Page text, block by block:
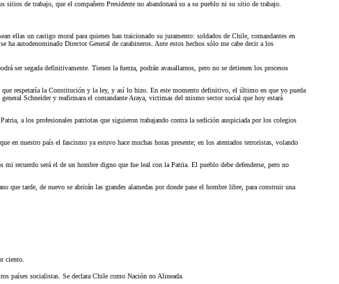
sitios de trabajo, que el compañero Presidente no abandonará su a su pueblo ni su sitio de trabajo.
ellas un castigo moral para quienes han traicionado su juramento: soldados de Chile, comandantes en
autodenominado Director General de carabineros. Ante estos hechos sólo me cabe decir a los
ser segada definitivamente. Tienen la fuerza, podrán avasallarnos, pero no se detienen los procesos
que respetaría la Constitución y la ley, y así lo hizo. En este momento definitivo, el último en que yo pueda
Schneider y reafirmara el comandante Araya, victimas del mismo sector social que hoy estará
a los profesionales patriotas que siguieron trabajando contra la sedición auspiciada por los colegios
nuestro país el fascismo ya estuvo hace muchas horas presente; en los atentados terroristas, volando
recuerdo será el de un hombre digno que fue leal con la Patria. El pueblo debe defenderse, pero no
tarde, de nuevo se abrirán las grandes alamedas por donde pase el hombre libre, para construir una
ciento.
países socialistas. Se declara Chile como Nación no Alineada.